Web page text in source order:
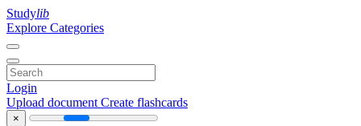
Studylib
Explore Categories
Login
Upload document Create flashcards
×